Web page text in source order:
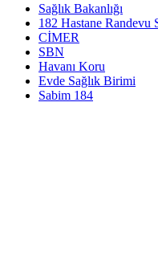
Sağlık Bakanlığı
182 Hastane Randevu
CİMER
SBN
Havanı Koru
Evde Sağlık Birimi
Sabim 184